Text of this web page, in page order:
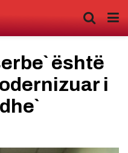
është
i